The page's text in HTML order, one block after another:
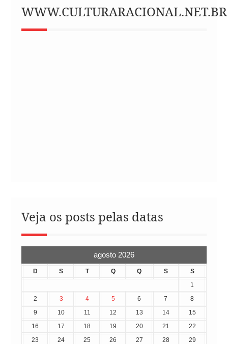
WWW.CULTURARACIONAL.NET.BR
Veja os posts pelas datas
agosto 2026
D S T Q Q S
S
1
2
3 4 5 6 7
8
9
10 11 12 13 14
15
16
17 18 19 20 21
22
23
24 25 26 27 28
29